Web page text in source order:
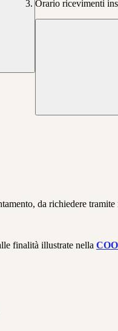
Orario ricevimenti
da richiedere
finalità illustrate nella